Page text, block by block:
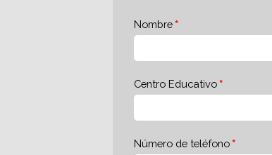
Nombre
Centro Educativo
Número de teléfono